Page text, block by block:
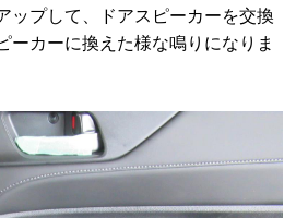
ップして、ドアスピーカーを交換
ーカーに換えた様な鳴りになりま